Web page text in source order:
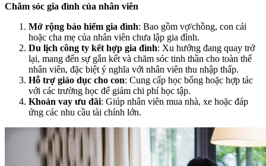
Chăm sóc gia đình của nhân viên
Mở rộng bảo hiểm gia đình: Bao gồm vợ/chồng, con cái
hoặc cha mẹ của nhân viên chưa lập gia đình.
Du lịch công ty kết hợp gia đình: Xu hướng đang quay trở
lại, mang đến sự gắn kết và chăm sóc tinh thần cho toàn thể
nhân viên, đặc biệt ý nghĩa với nhân viên thu nhập thấp.
Hỗ trợ giáo dục cho con: Cung cấp học bổng hoặc hợp tác
với các trường học để giảm chi phí học tập.
Khoản vay ưu đãi: Giúp nhân viên mua nhà, xe hoặc đáp
ứng các nhu cầu tài chính lớn.